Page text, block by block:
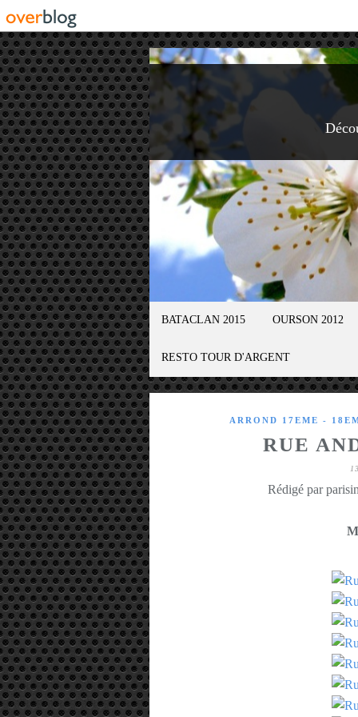
BATACLAN 2015 OURSON 2012
RESTO TOUR D'ARGENT
ARROND 17EME -
RUE
Rédigé par